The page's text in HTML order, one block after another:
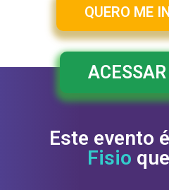
QUERO ME
Este evento
Fisio